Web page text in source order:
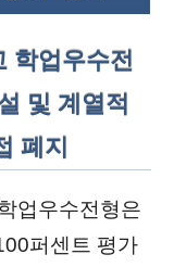
학업우수전
및 계열적
폐지
업우수전형은
퍼센트 평가